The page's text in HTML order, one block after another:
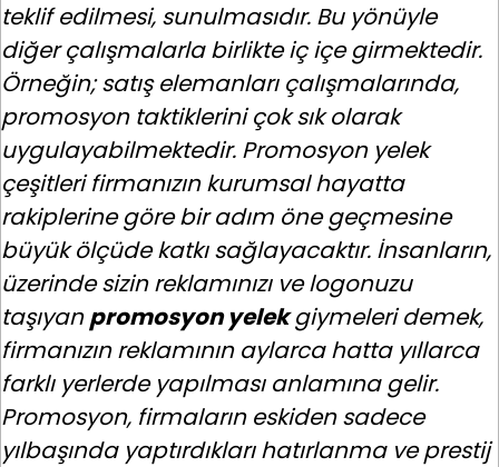
teklif edilmesi, sunulmasıdır. Bu yönüyle
diğer çalışmalarla birlikte iç içe girmektedir.
Örneğin; satış elemanları çalışmalarında,
promosyon taktiklerini çok sık olarak
uygulayabilmektedir. Promosyon yelek
çeşitleri firmanızın kurumsal hayatta
rakiplerine göre bir adım öne geçmesine
büyük ölçüde katkı sağlayacaktır. İnsanların,
üzerinde sizin reklamınızı ve logonuzu
taşıyanpromosyon yelekgiymeleri demek,
firmanızın reklamının aylarca hatta yıllarca
farklı yerlerde yapılması anlamına gelir.
Promosyon, firmaların eskiden sadece
yılbaşında yaptırdıkları hatırlanma ve prestij